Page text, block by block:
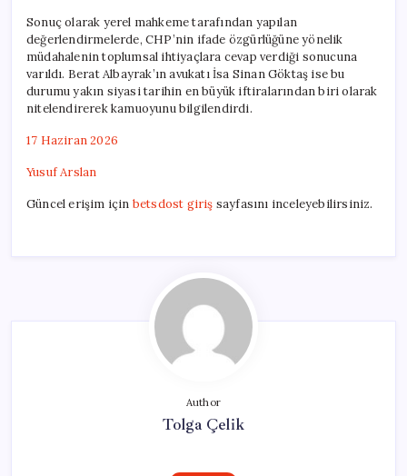
Sonuç olarak yerel mahkeme tarafından yapılan
değerlendirmelerde, CHP’nin ifade özgürlüğüne yönelik
müdahalenin toplumsal ihtiyaçlara cevap verdiği sonucuna
varıldı. Berat Albayrak’ın avukatı İsa Sinan Göktaş ise bu
durumu yakın siyasi tarihin en büyük iftiralarından biri olarak
nitelendirerek kamuoyunu bilgilendirdi.
17 Haziran 2026
Yusuf Arslan
Güncel erişim için betsdost giriş sayfasını inceleyebilirsiniz.
Author
Tolga Çelik